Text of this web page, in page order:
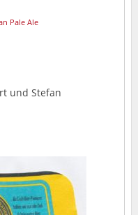
Pale Ale
und Stefan